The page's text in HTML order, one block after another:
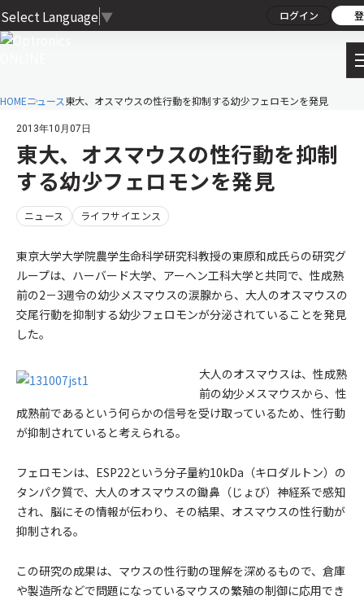
Select Language ▼ ログイン
HOMEニュース東大、オスマウスの性行動を抑制する幼少フェロモンを発見
2013年10月07日
東大、オスマウスの性行動を抑制
する幼少フェロモンを発見
ニュース ライフサイエンス
東京大学大学院農学生命科学研究科教授の東原和成氏らの研究グ
ループは、ハーバード大学、アーヘン工科大学と共同で、性成熟
前の2－3週令の幼少メスマウスの涙腺から、大人のオスマウスの
交尾行動を抑制する幼少フェロモンが分泌されていることを発見
した。
大人のオスマウスは、性成熟
前の幼少メスマウスから、性
成熟前であるという何らかの信号を受け取っているため、性行動
が抑制されていると考えられる。
フェロモンは、ESP22という分子量約10kDa（キロダルトン）の
タンパク質で、大人のオスマウスの鋤鼻（じょび）神経系で感知
され、脳にその情報が伝わり、その結果、オスマウスの性行動が
抑制される。
この研究の成果は、マウスの性行動の理解を深めるもので、倉庫
や製造所などで問題になっているマウスの繁殖の制御に応用でき